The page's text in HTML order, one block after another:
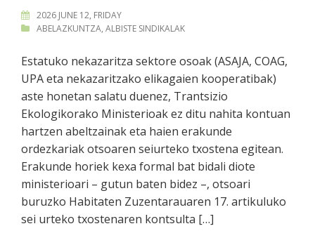
2026 JUNE 12, FRIDAY
ABELAZKUNTZA, ALBISTE SINDIKALAK
Estatuko nekazaritza sektore osoak (ASAJA, COAG,
UPA eta nekazaritzako elikagaien kooperatibak)
aste honetan salatu duenez, Trantsizio
Ekologikorako Ministerioak ez ditu nahita kontuan
hartzen abeltzainak eta haien erakunde
ordezkariak otsoaren seiurteko txostena egitean.
Erakunde horiek kexa formal bat bidali diote
ministerioari – gutun baten bidez –, otsoari
buruzko Habitaten Zuzentarauaren 17. artikuluko
sei urteko txostenaren kontsulta […]